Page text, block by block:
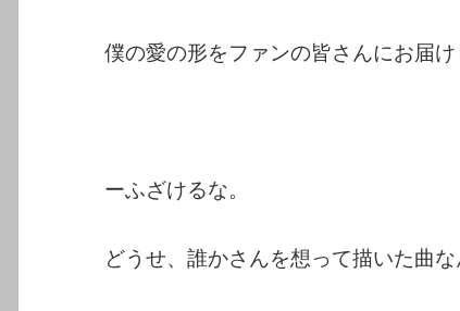
僕の愛の形をファンの皆さんにお届
ーふざけるな。
どうせ、誰かさんを想って描いた曲な